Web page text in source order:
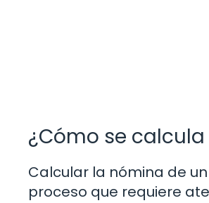
¿Cómo se
Calcular la nómina de
proceso que requiere